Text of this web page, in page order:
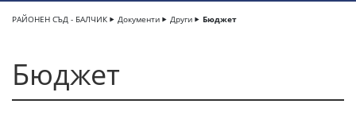
РАЙОНЕН СЪД - БАЛЧИК Документи Други Бюджет
Бюджет